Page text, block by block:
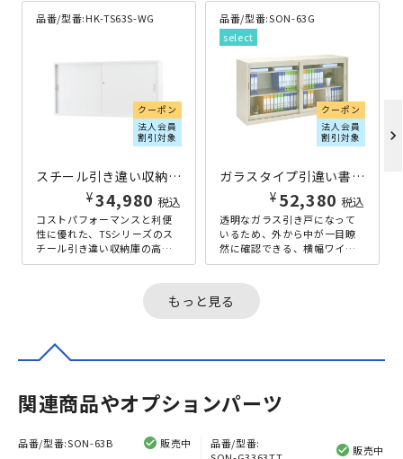
品番/型番:HK-TS63S-WG
クーポン
法人会員
割引対象
スチール引き違い収納庫 TSシリーズ W1760×D400×H880 ホワイト
¥34,980 税込
コストパフォーマンスと利便
性に優れた、TSシリーズのス
チール引き違い収納庫の高さ
880×幅1760×奥行400mmタ
品番/型番:SON-63G
クーポン
法人会員
割引対象
ガラスタイプ引違い書庫 SON63シリーズ W1760×D400×H880 ニューグレー
¥ 52,380 税込
透明なガラス引き戸になって
いるため、外から中が一目瞭
然に確認できる、横幅ワイド
なガラス引き違い書庫です。
鍵付きとな...
chevron_right
もっと見る
関連商品やオプションパーツ
品番/型番:SON-63B 販売中
品番/型番:
販売中